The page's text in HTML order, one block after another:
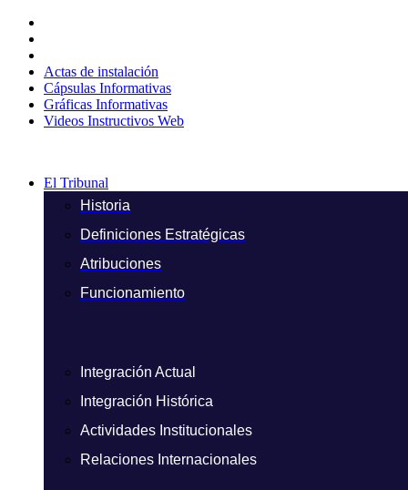
contenido
Actas de instalación
Cápsulas Informativas
Gráficas Informativas
Videos Instructivos Web
El Tribunal
Historia
Definiciones Estratégicas
Atribuciones
Funcionamiento
Integración Actual
Integración Histórica
Actividades Institucionales
Relaciones Internacionales